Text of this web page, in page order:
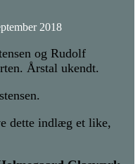
2018
og Rudolf
Årstal ukendt.
dette indlæg et like,